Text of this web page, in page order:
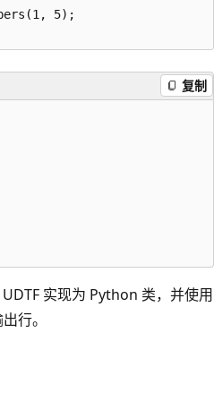
5);
复制
实现为 Python 类，并使用
行。